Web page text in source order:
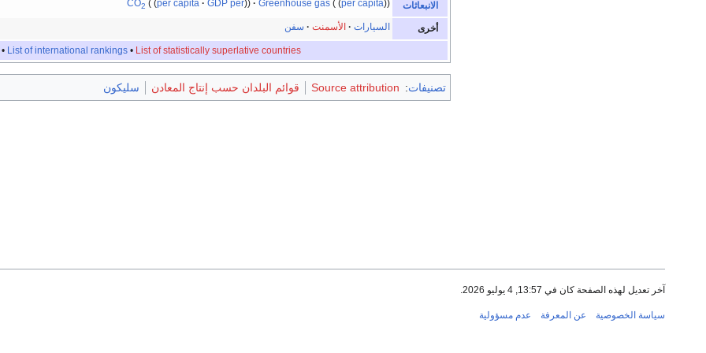
الانبعاثات CO2 per capita GDP per Greenhouse gas per capita
أخرى السيارات الأسمنت سفن
• List of international rankings • List of statistically superlative countries
تصنيفات:
Source attribution قوائم البلدان حسب إنتاج المعادن سليكون
آخر تعديل لهذه الصفحة كان في 13:57, 4 يوليو 2026.
سياسة الخصوصية عن المعرفة عدم مسؤولية